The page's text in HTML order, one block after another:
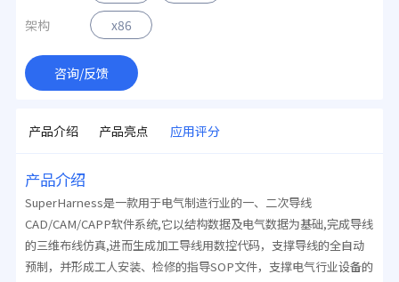
架构
x86
咨询/反馈
产品介绍 产品亮点 应用评分
产品介绍
SuperHarness是一款用于电气制造行业的一、二次导线
CAD/CAM/CAPP软件系统,它以结构数据及电气数据为基础,完成导线
的三维布线仿真,进而生成加工导线用数控代码，支撑导线的全自动
预制，并形成工人安装、检修的指导SOP文件，支撑电气行业设备的